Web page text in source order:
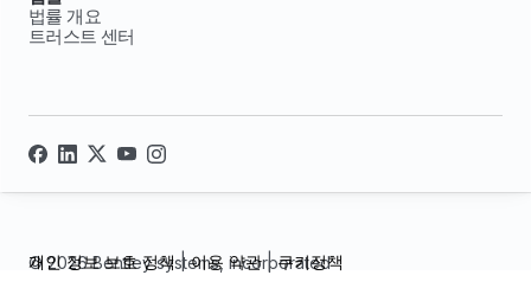
법률 개요
트러스트 센터
© 2026 Bentley systems, incorporated
개인 정보 보호 정책|이용 약관|쿠키정책